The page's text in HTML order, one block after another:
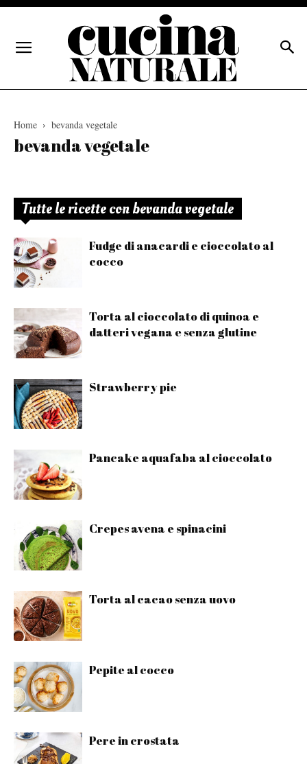
Home bevanda vegetale
bevanda vegetale
Tutte le ricette con bevanda vegetale
Fudge di anacardi e cioccolato al
cocco
Torta al cioccolato di quinoa e
datteri vegana e senza glutine
Strawberry pie
Pancake aquafaba al cioccolato
Crepes avena e spinacini
Torta al cacao senza uovo
Pepite al cocco
Pere in crostata